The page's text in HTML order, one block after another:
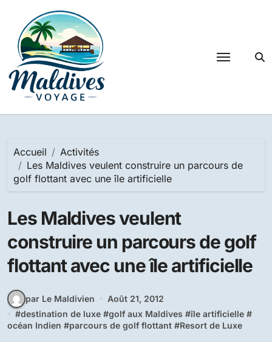
contenu
Accueil
Activités
Les Maldives veulent construire un parcours de
golf flottant avec une île artificielle
Les Maldives veulent
construire un parcours de golf
flottant avec une île artificielle
par Le Maldivien
Août 21, 2012
#destination de luxe #golf aux Maldives #île artificielle #
océan Indien #parcours de golf flottant #Resort de Luxe